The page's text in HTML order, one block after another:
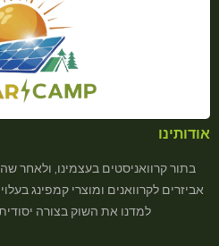
אודותינו
בתור קרוואניסטים בעצמינו, ולאחר
אביזרים לקרוואנים ומוצרי קמפינג
למדנו את השוק בצורה